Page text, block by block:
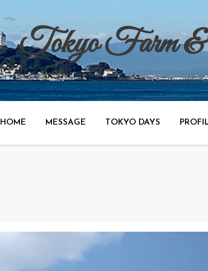
Tokyo Farm
世田谷で野菜、渋谷で広告、湘南で
HOME MESSAGE TOKYO DAYS